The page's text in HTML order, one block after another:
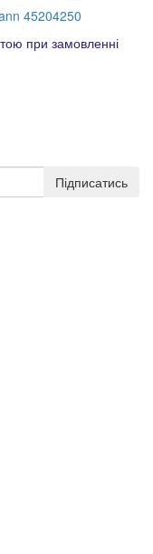
45204250
при замовленні
Підписатись